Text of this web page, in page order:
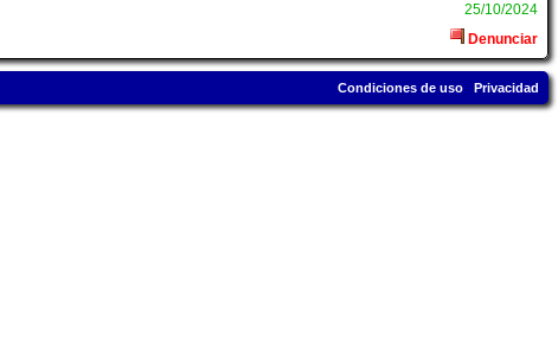
25/10/2024
Denunciar
Condiciones de uso Privacidad